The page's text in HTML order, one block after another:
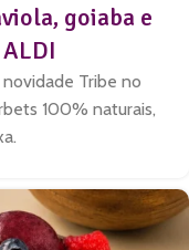
goiaba e
Tribe no
100% naturais,